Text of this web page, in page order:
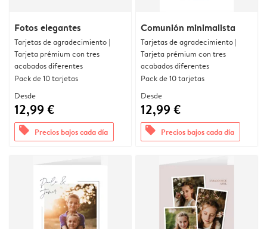
Fotos elegantes
Tarjetas de agradecimiento |
Tarjeta prémium con tres
acabados diferentes
Pack de 10 tarjetas
Desde
12,99 €
offers Precios bajos cada día
Comunión minimalista
Tarjetas de agradecimiento |
Tarjeta prémium con tres
acabados diferentes
Pack de 10 tarjetas
Desde
12,99 €
offers Precios bajos cada día